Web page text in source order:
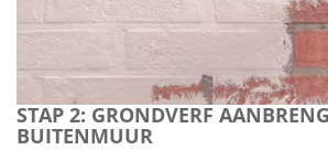
STAP 2: GRONDVERF
BUITENMUUR